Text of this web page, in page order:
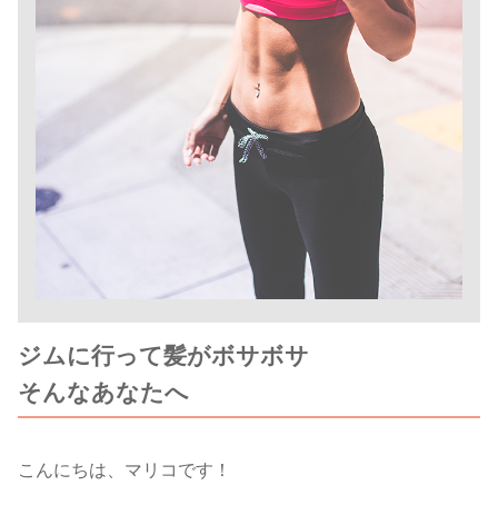
ジムに行って髪がボサボサ
そんなあなたへ
こんにちは、マリコです！